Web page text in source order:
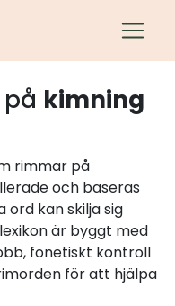
kimning
rimmar på
och baseras
kan skilja sig
är byggt med
fonetiskt kontroll
för att hjälpa